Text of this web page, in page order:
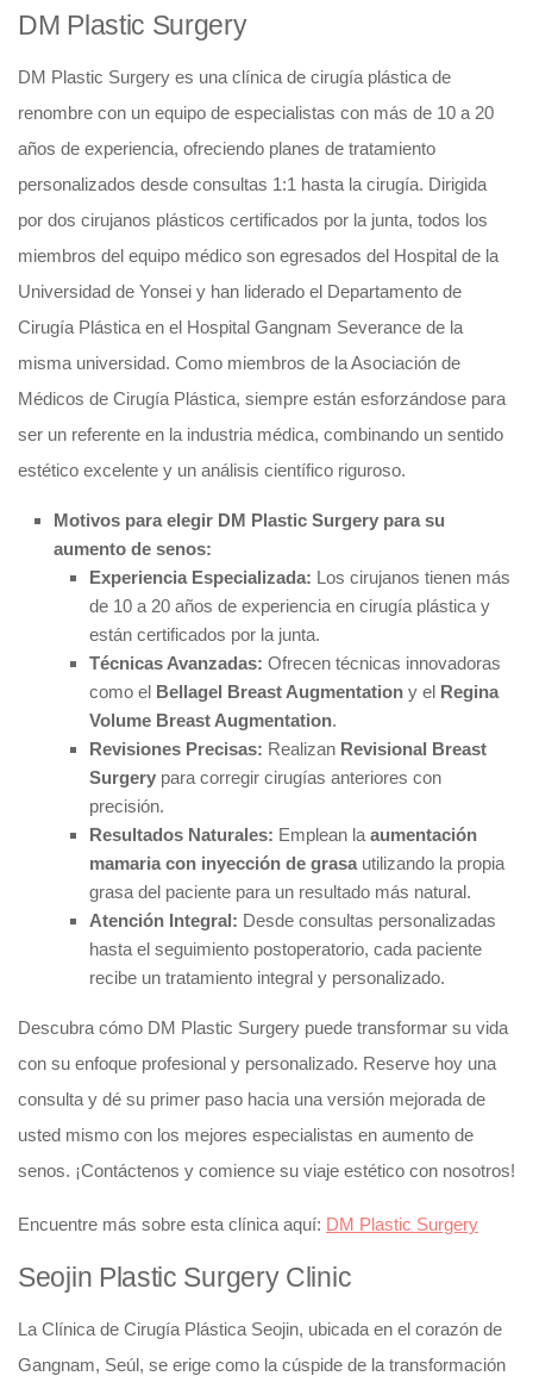
DM Plastic Surgery
DM Plastic Surgery es una clínica de cirugía plástica de
renombre con un equipo de especialistas con más de 10 a 20
años de experiencia, ofreciendo planes de tratamiento
personalizados desde consultas 1:1 hasta la cirugía. Dirigida
por dos cirujanos plásticos certificados por la junta, todos los
miembros del equipo médico son egresados del Hospital de la
Universidad de Yonsei y han liderado el Departamento de
Cirugía Plástica en el Hospital Gangnam Severance de la
misma universidad. Como miembros de la Asociación de
Médicos de Cirugía Plástica, siempre están esforzándose para
ser un referente en la industria médica, combinando un sentido
estético excelente y un análisis científico riguroso.
Motivos para elegir DM Plastic Surgery para su
aumento de senos:
Experiencia Especializada: Los cirujanos tienen más
de 10 a 20 años de experiencia en cirugía plástica y
están certificados por la junta.
Técnicas Avanzadas: Ofrecen técnicas innovadoras
como el Bellagel Breast Augmentation y el Regina
Volume Breast Augmentation.
Revisiones Precisas: Realizan Revisional Breast
Surgery para corregir cirugías anteriores con
precisión.
Resultados Naturales: Emplean la aumentación
mamaria con inyección de grasa utilizando la propia
grasa del paciente para un resultado más natural.
Atención Integral: Desde consultas personalizadas
hasta el seguimiento postoperatorio, cada paciente
recibe un tratamiento integral y personalizado.
Descubra cómo DM Plastic Surgery puede transformar su vida
con su enfoque profesional y personalizado. Reserve hoy una
consulta y dé su primer paso hacia una versión mejorada de
usted mismo con los mejores especialistas en aumento de
senos. ¡Contáctenos y comience su viaje estético con nosotros!
Encuentre más sobre esta clínica aquí: DM Plastic Surgery
Seojin Plastic Surgery Clinic
La Clínica de Cirugía Plástica Seojin, ubicada en el corazón de
Gangnam, Seúl, se erige como la cúspide de la transformación